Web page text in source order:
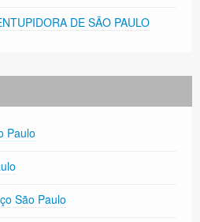
DE SÃO PAULO
Paulo
São Paulo